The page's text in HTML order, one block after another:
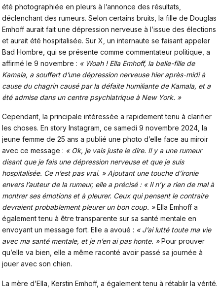
été photographiée en pleurs à l’annonce des résultats,
déclenchant des rumeurs. Selon certains bruits, la fille de Douglas
Emhoff aurait fait une dépression nerveuse à l’issue des élections
et aurait été hospitalisée. Sur X, un internaute se faisant appeler
Bad Hombre, qui se présente comme commentateur politique, a
affirmé le 9 novembre : « Woah ! Ella Emhoff, la belle-fille de
Kamala, a souffert d’une dépression nerveuse hier après-midi à
cause du chagrin causé par la défaite humiliante de Kamala, et a
été admise dans un centre psychiatrique à New York. »
Cependant, la principale intéressée a rapidement tenu à clarifier
les choses. En story Instagram , ce samedi 9 novembre 2024, la
jeune femme de 25 ans a publié une photo d’elle face au miroir
avec ce message : « Ok, je vais juste le dire. Il y a une rumeur
disant que je fais une dépression nerveuse et que je suis
hospitalisée. Ce n’est pas vrai. » Ajoutant une touche d’ironie
envers l’auteur de la rumeur, elle a précisé : « Il n’y a rien de mal à
montrer ses émotions et à pleurer. Ceux qui pensent le contraire
devraient probablement pleurer un bon coup. »Ella Emhoff a
également tenu à être transparente sur sa santé mentale en
envoyant un message fort. Elle a avoué : « J’ai lutté toute ma vie
avec ma santé mentale, et je n’en ai pas honte. »Pour prouver
qu’elle va bien, elle a même raconté avoir passé sa journée à
jouer avec son chien.
La mère d’Ella, Kerstin Emhoff, a également tenu à rétablir la vérité.